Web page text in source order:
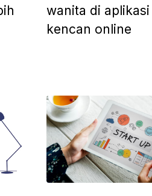
wanita di aplikasi
kencan online